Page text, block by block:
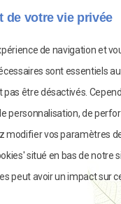
de Germolles :
2026 - qu'est-ce
2026 - De la figure au
2026 - Les
2026 - Comprendre
de votre vie privée
de navigation et
sont essentiels au
être désactivés.
personnalisation, de
modifier vos paramètres
situé en bas de notre
peut avoir un impact sur